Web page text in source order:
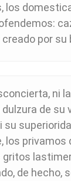
los
por su
ni
de su
su
los privamos
gritos
de hecho,